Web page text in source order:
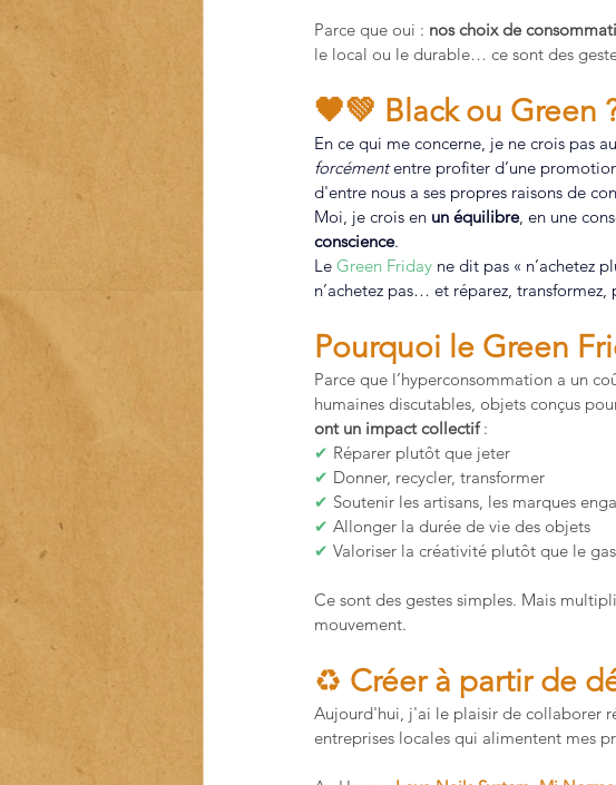
Parce que oui : nos choix de
le local ou le durable… ce sont des
🖤💚 Black ou Green
En ce qui me concerne, je ne crois pas
forcément entre profiter d’une
d'entre nous a ses propres raisons de
Moi, je crois en un équilibre, en une
conscience.
Le Green Friday ne dit pas « n’achetez
n’achetez pas… et réparez, transformez,
Pourquoi le Green
Parce que l’hyperconsommation a un
humaines discutables, objets conçus
ont un impact collectif :
✔ Réparer plutôt que jeter
✔ Donner, recycler, transformer
✔ Soutenir les artisans, les marques
✔ Allonger la durée de vie des objets
✔ Valoriser la créativité plutôt que le
Ce sont des gestes simples. Mais
mouvement.
♻️ Créer à partir de
Aujourd'hui, j'ai le plaisir de collaborer
entreprises locales qui alimentent mes